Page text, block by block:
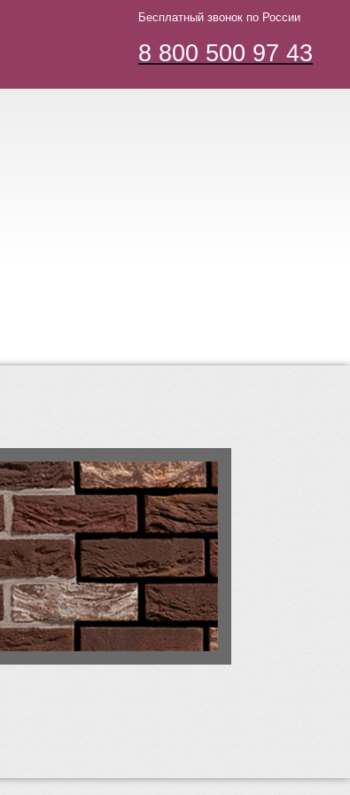
Бесплатный звонок по России
8 800 500 97 43